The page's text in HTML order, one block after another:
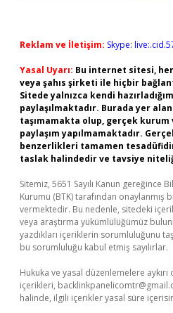
Reklam ve İletişim: Skype:
Yasal Uyarı: Bu internet sitesi,
veya şahıs şirketi ile hiçbir
Sitede yalnızca kendi
paylaşılmaktadır. Burada yer
taşımamakta olup, gerçek kurum
paylaşım yapılmamaktadır.
benzerlikleri tamamen
taslak halindedir ve tavsiye
Sitemiz, 5651 Sayılı Kanun gereğince
Kurumu (BTK) tarafından onaylanmış
vermektedir. Bu nedenle, sitedeki
veya araştırma yükümlülüğümüz
yazdıkları içeriklerin sorumluluğunu
bu sorumluluğu kabul etmiş sayılırlar.
Hukuka ve yasal düzenlemelere
içerikleri,
halinde, ilgili içerikler yasal süre